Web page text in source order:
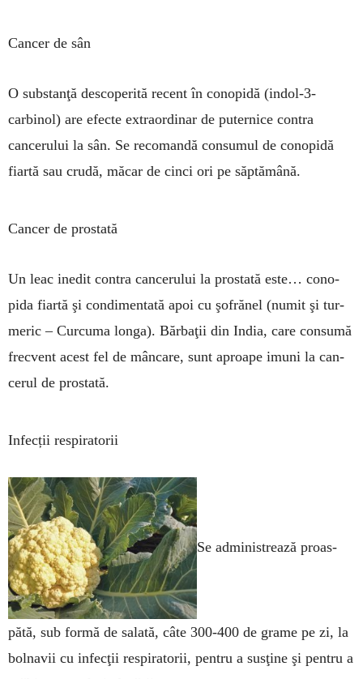
Cancer de sân
O substanţă descoperită recent în conopidă (indol-3-
carbinol) are efecte ex­tra­ordinar de puternice con­tra
cancerului la sân. Se re­comandă con­sumul de co­no­pidă
fiartă sau crudă, măcar de cinci ori pe săptă­mâ­nă.
Cancer de prostată
Un leac inedit contra can­­­cerului la pros­tată este… cono­
pida fiartă şi condi­men­­tată apoi cu şofrănel (nu­mit şi tur­
meric – Curcu­ma longa). Băr­baţii din India, care consumă
frec­vent acest fel de mân­­­care, sunt aproa­pe imuni la can­
cerul de pros­tată.
Infecții respiratorii
Se administrează proas­
pătă, sub formă de salată, câte 300-400 de grame pe zi, la
bol­navii cu infecţii respiratorii, pentru a sus­ţine şi pentru a